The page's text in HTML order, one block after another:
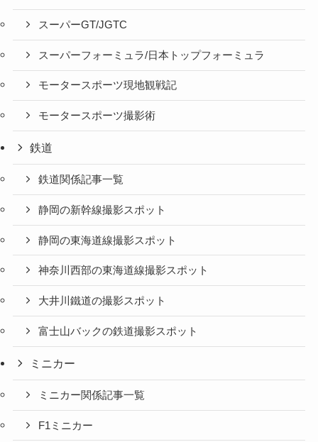
スーパーGT/JGTC
スーパーフォーミュラ/日本トップフォーミュラ
モータースポーツ現地観戦記
モータースポーツ撮影術
鉄道
鉄道関係記事一覧
静岡の新幹線撮影スポット
静岡の東海道線撮影スポット
神奈川西部の東海道線撮影スポット
大井川鐵道の撮影スポット
富士山バックの鉄道撮影スポット
ミニカー
ミニカー関係記事一覧
F1ミニカー